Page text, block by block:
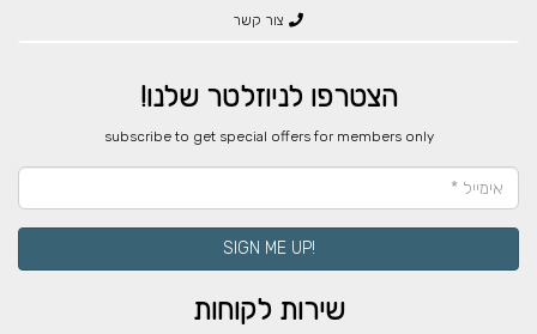
צור קשר
הצטרפו לניוזלטר שלנו!
​subscribe to get special offers for members only
!SIGN ME UP
שירות לקוחות